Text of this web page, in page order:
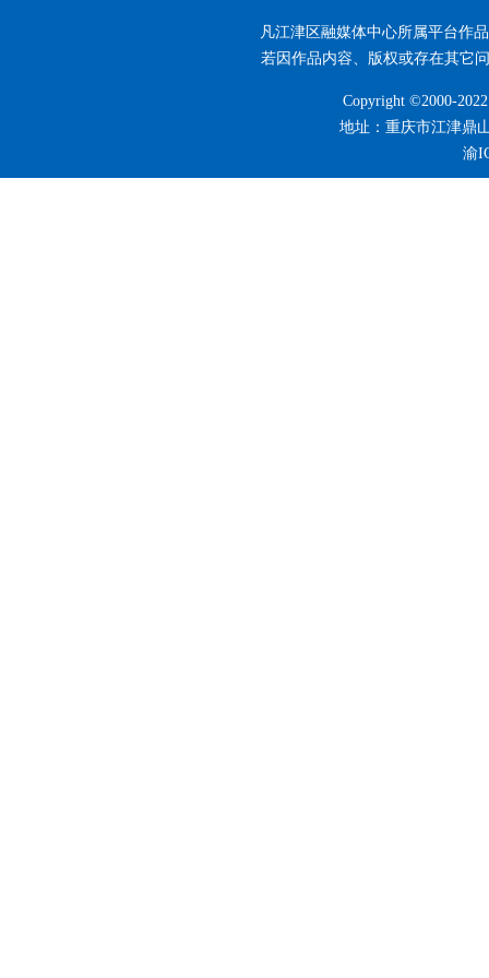
凡江津区融媒体中心所属平台作
若因作品内容、版权或存在其它
Copyright ©2000-
地址：重庆市江津鼎
渝